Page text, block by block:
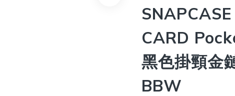
CARD
黑色掛頸金
BBW